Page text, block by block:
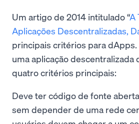
Um artigo de 2014 intitulado “A
Aplicações Descentralizadas,
principais critérios para
uma aplicação descentralizada
quatro critérios principais:
Deve ter código de fonte
sem depender de uma rede